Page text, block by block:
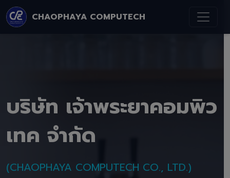
CHAOPHAYA COMPUTECH
บริษัท เจ้าพระยาคอมพิว
เทค จำกัด
(CHAOPHAYA COMPUTECH CO., LTD.)